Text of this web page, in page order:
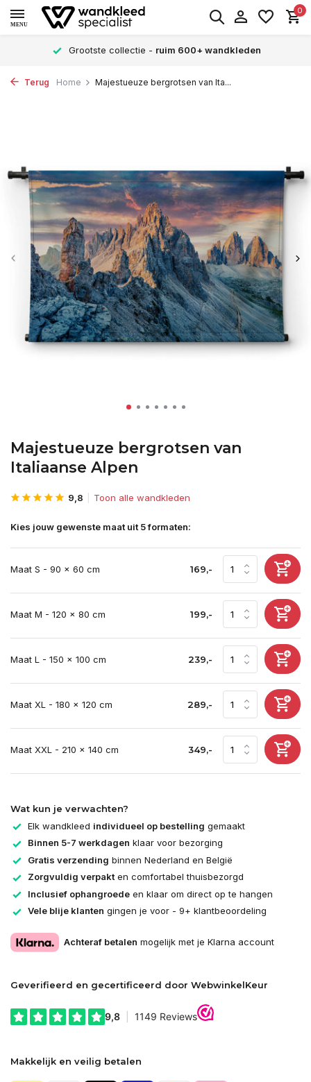
MENU
0
Grootste collectie - ruim 600+ wandkleden
Terug Home Majestueuze bergrotsen van Ita...
Majestueuze bergrotsen van
Italiaanse Alpen
9,8 Toon alle wandkleden
Kies jouw gewenste maat uit 5 formaten:
Maat S - 90 x 60 cm 169,-
Maat M - 120 x 80 cm 199,-
Maat L - 150 x 100 cm 239,-
Maat XL - 180 x 120 cm 289,-
Maat XXL - 210 x 140 cm 349,-
Wat kun je verwachten?
Elk wandkleed individueel op bestelling gemaakt
Binnen 5-7 werkdagen klaar voor bezorging
Gratis verzending binnen Nederland en België
Zorgvuldig verpakten comfortabel thuisbezorgd
Inclusief ophangroede en klaar om direct op te hangen
Vele blije klanten gingen je voor - 9+ klantbeoordeling
Achteraf betalen mogelijk met je Klarna account
Geverifieerd en gecertificeerd door WebwinkelKeur
Makkelijk en veilig betalen